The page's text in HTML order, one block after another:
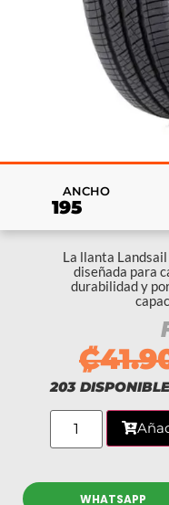
ANCHO
195
La llanta
diseñada para
durabilidad y
₡
203
WHATSAPP